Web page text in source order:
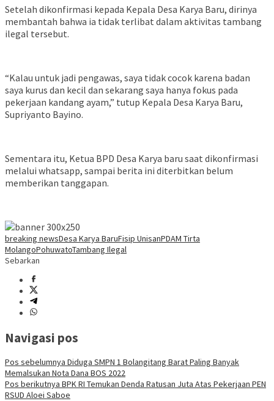
Setelah dikonfirmasi kepada Kepala Desa Karya Baru, dirinya
membantah bahwa ia tidak terlibat dalam aktivitas tambang
ilegal tersebut.
“Kalau untuk jadi pengawas, saya tidak cocok karena badan
saya kurus dan kecil dan sekarang saya hanya fokus pada
pekerjaan kandang ayam,” tutup Kepala Desa Karya Baru,
Supriyanto Bayino.
Sementara itu, Ketua BPD Desa Karya baru saat dikonfirmasi
melalui whatsapp, sampai berita ini diterbitkan belum
memberikan tanggapan.
breaking newsDesa Karya BaruFisip UnisanPDAM Tirta
MolangoPohuwatoTambang Ilegal
Sebarkan
Navigasi pos
Pos sebelumnya Diduga SMPN 1 Bolangitang Barat Paling Banyak
Memalsukan Nota Dana BOS 2022
Pos berikutnya BPK RI Temukan Denda Ratusan Juta Atas Pekerjaan PEN
RSUD Aloei Saboe